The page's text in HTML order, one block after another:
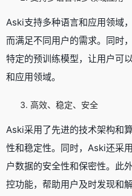
Aski支持多种语言和应用领域
而满足不同用户的需求。同时
特定的预训练模型，让用户可
和应用领域。
高效、稳定、安全
Aski采用了先进的技术架构和
性和稳定性。同时，Aski还采
户数据的安全性和保密性。此
控功能，帮助用户及时发现和